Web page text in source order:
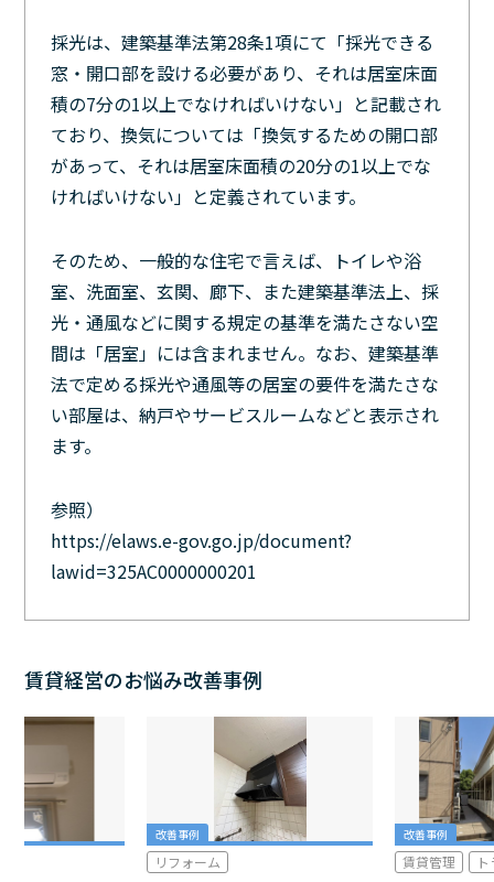
採光は、建築基準法第28条1項にて「採光できる
窓・開口部を設ける必要があり、それは居室床面
積の7分の1以上でなければいけない」と記載され
ており、換気については「換気するための開口部
があって、それは居室床面積の20分の1以上でな
ければいけない」と定義されています。
そのため、一般的な住宅で言えば、トイレや浴
室、洗面室、玄関、廊下、また建築基準法上、採
光・通風などに関する規定の基準を満たさない空
間は「居室」には含まれません。なお、建築基準
法で定める採光や通風等の居室の要件を満たさな
い部屋は、納戸やサービスルームなどと表示され
ます。
参照）
https://elaws.e-gov.go.jp/document?
lawid=325AC0000000201
賃貸経営のお悩み改善事例
改善事例
リフォーム
改善事例
賃貸管理